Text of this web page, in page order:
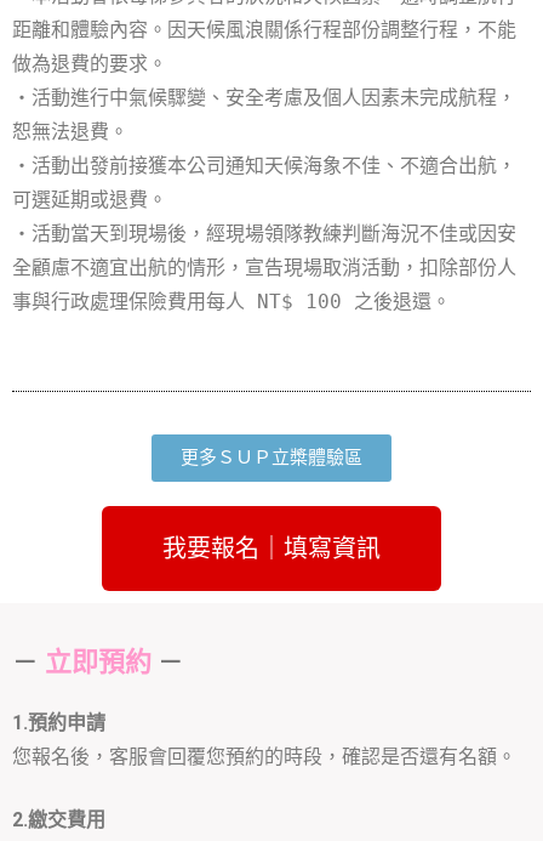
距離和體驗內容。因天候風浪關係行程部份調整行程，不能
做為退費的要求。
・活動進行中氣候驟變、安全考慮及個人因素未完成航程，
恕無法退費。
・活動出發前接獲本公司通知天候海象不佳、不適合出航，
可選延期或退費。
・活動當天到現場後，經現場領隊教練判斷海況不佳或因安
全顧慮不適宜出航的情形，宣告現場取消活動，扣除部份人
事與行政處理保險費用每人 NT$ 100 之後退還。
更多ＳＵＰ立槳體驗區
我要報名｜填寫資訊
－ 立即預約 －
1.預約申請
您報名後，客服會回覆您預約的時段，確認是否還有名額。
2.繳交費用